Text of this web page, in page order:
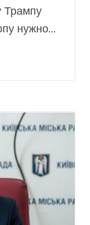
Трампу
нужно...